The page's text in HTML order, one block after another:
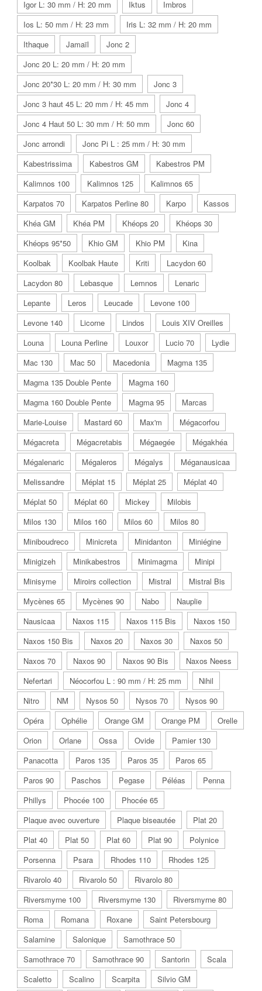
Igor L: 30 mm / H: 20 mm Iktus
Imbros
Ios L: 50 mm / H: 23 mm
Iris L: 32 mm / H: 20 mm
Ithaque
Jamaïl
Jonc 2
Jonc 20 L: 20 mm / H: 20 mm
Jonc 20*30 L: 20 mm / H: 30 mm
Jonc 3
Jonc 3 haut 45 L: 20 mm / H: 45 mm
Jonc 4
Jonc 4 Haut 50 L: 30 mm / H: 50 mm
Jonc 60
Jonc arrondi
Jonc Pi L : 25 mm / H: 30 mm
Kabestrissima
Kabestros GM
Kabestros PM
Kalimnos 100
Kalimnos 125
Kalimnos 65
Karpatos 70
Karpatos Perline 80 Karpo
Kassos
Khéa GM
Khéa PM Khéops 20
Khéops 30
Khéops 95*50
Khio GM Khio PM
Kina
Koolbak
Koolbak Haute Kriti
Lacydon 60
Lacydon 80
Lebasque Lemnos
Lenaric
Lepante
Leros Leucade
Levone 100
Levone 140
Licorne Lindos
Louis XIV Oreilles
Louna
Louna Perline Louxor Lucio 70
Lydie
Mac 130
Mac 50 Macedonia
Magma 135
Magma 135 Double Pente
Magma 160
Magma 160 Double Pente
Magma 95
Marcas
Marie-Louise
Mastard 60 Max'm
Mégacorfou
Mégacreta
Mégacretabis Mégaegée
Mégakhéa
Mégalenaric
Mégaleros Mégalys
Méganausicaa
Melissandre
Méplat 15 Méplat 25
Méplat 40
Méplat 50
Méplat 60 Mickey
Milobis
Milos 130
Milos 160 Milos 60
Milos 80
Miniboudreco
Minicreta Minidanton
Miniégine
Minigizeh
Minikabestros Minimagma
Minipi
Minisyme
Miroirs collection Mistral
Mistral Bis
Mycènes 65
Mycènes 90 Nabo
Nauplie
Nausicaa
Naxos 115 Naxos 115 Bis
Naxos 150
Naxos 150 Bis
Naxos 20 Naxos 30
Naxos 50
Naxos 70
Naxos 90 Naxos 90 Bis
Naxos Neess
Nefertari
Néocorfou L : 90 mm / H: 25 mm
Nihil
Nitro
NM Nysos 50 Nysos 70
Nysos 90
Opéra
Ophélie Orange GM Orange PM
Orelle
Orion
Orlane Ossa Ovide
Pamier 130
Panacotta
Paros 135 Paros 35
Paros 65
Paros 90
Paschos Pegase Péléas
Penna
Phillys
Phocée 100
Phocée 65
Plaque avec ouverture
Plaque biseautée
Plat 20
Plat 40
Plat 50 Plat 60 Plat 90
Polynice
Porsenna
Psara Rhodes 110
Rhodes 125
Rivarolo 40
Rivarolo 50
Rivarolo 80
Riversmyrne 100
Riversmyrne 130
Riversmyrne 80
Roma
Romana Roxane
Saint Petersbourg
Salamine
Salonique
Samothrace 50
Samothrace 70
Samothrace 90 Santorin
Scala
Scaletto
Scalino Scarpita
Silvio GM